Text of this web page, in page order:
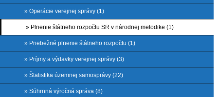
» Operácie verejnej správy (1)
» Plnenie štátneho rozpočtu SR v národnej metodike (1)
» Priebežné plnenie štátneho rozpočtu (1)
» Príjmy a výdavky verejnej správy (3)
» Štatistika územnej samosprávy (22)
» Súhrnná výročná správa (8)